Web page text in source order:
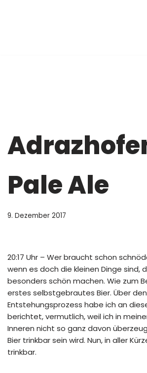
Pale Ale
9. Dezember 2017
20:17 Uhr – Wer braucht schon
wenn es doch die kleinen Dinge sind,
besonders schön machen. Wie zum
erstes selbstgebrautes Bier. Über den
Entstehungsprozess habe ich an
berichtet, vermutlich, weil ich in
Inneren nicht so ganz davon
Bier trinkbar sein wird. Nun, in aller
trinkbar.